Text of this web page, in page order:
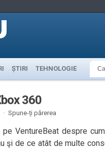
ȘTIRI TEHNOLOGIE
360
· Spune-ți părerea
pe VentureBeat despre
şi de ce atât de multe